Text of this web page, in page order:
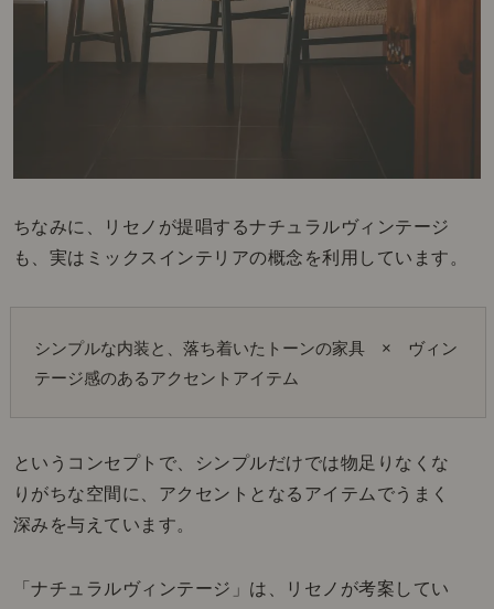
ちなみに、リセノが提唱するナチュラルヴィンテージ
も、実はミックスインテリアの概念を利用しています。
シンプルな内装と、落ち着いたトーンの家具　×　ヴィン
テージ感のあるアクセントアイテム
というコンセプトで、シンプルだけでは物足りなくな
りがちな空間に、アクセントとなるアイテムでうまく
深みを与えています。
「ナチュラルヴィンテージ」は、リセノが考案してい